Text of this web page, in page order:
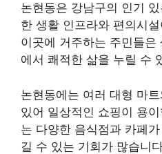
논현동은 강남구의 인기
한 생활 인프라와 편의시
이곳에 거주하는 주민들은
에서 쾌적한 삶을 누릴 수
논현동에는 여러 대형 마
있어 일상적인 쇼핑이 용
는 다양한 음식점과 카페
길 수 있는 기회가 많습니